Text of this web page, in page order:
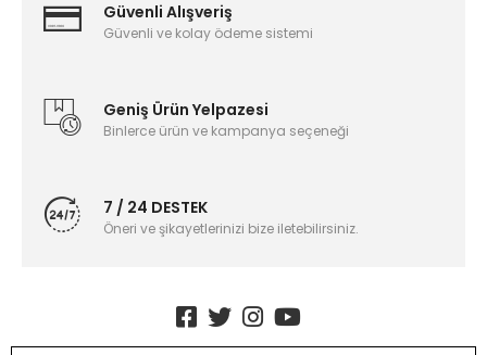
Güvenli Alışveriş
Güvenli ve kolay ödeme sistemi
Geniş Ürün Yelpazesi
Binlerce ürün ve kampanya seçeneği
7 / 24 DESTEK
Öneri ve şikayetlerinizi bize iletebilirsiniz.